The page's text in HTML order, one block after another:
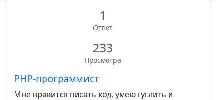
1
Ответ
233
Просмотра
PHP-программист
Мне нравится писать код, умею гуглить и